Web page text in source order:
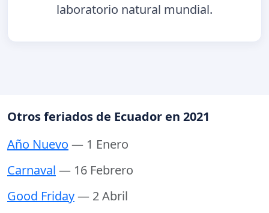
laboratorio natural mundial.
Otros feriados de Ecuador en 2021
Año Nuevo — 1 Enero
Carnaval — 16 Febrero
Good Friday— 2 Abril